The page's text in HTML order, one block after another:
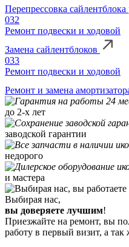
Перепрессовка сайлентблока
032
Ремонт подвески и ходовой
Замена сайлентблоков
033
Ремонт подвески и ходовой
Ремонт и замена
до 2-х лет
заводской гарантии
недорого
и мастера
Выбирая нас,
вы доверяете лучшим!
Приезжайте на ремонт, вы
работу в первый визит, а так